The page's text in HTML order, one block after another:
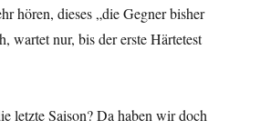
hören, dieses „die Gegner bisher
wartet nur, bis der erste Härtetest
letzte Saison? Da haben wir doch